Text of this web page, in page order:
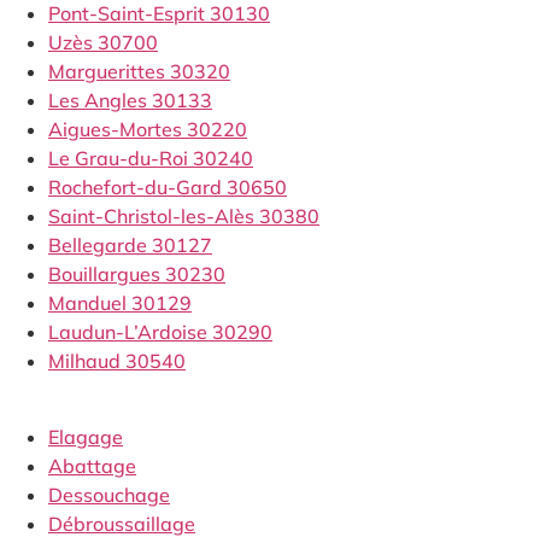
Pont-Saint-Esprit 30130
Uzès 30700
Marguerittes 30320
Les Angles 30133
Aigues-Mortes 30220
Le Grau-du-Roi 30240
Rochefort-du-Gard 30650
Saint-Christol-les-Alès 30380
Bellegarde 30127
Bouillargues 30230
Manduel 30129
Laudun-L’Ardoise 30290
Milhaud 30540
Elagage
Abattage
Dessouchage
Débroussaillage